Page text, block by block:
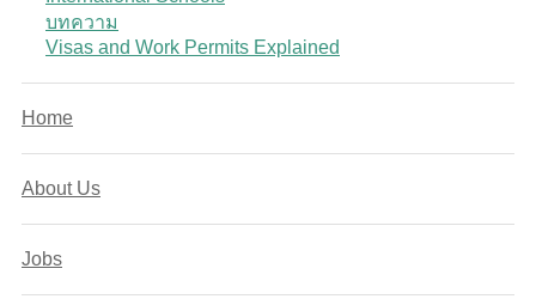
บทความ
Visas and Work Permits Explained
Home
About Us
Jobs